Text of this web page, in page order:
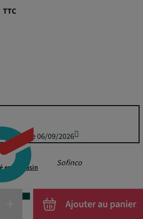
TTC
Sofinco
49,50 € le 06/09/2026
en magasin
Ajouter au panier